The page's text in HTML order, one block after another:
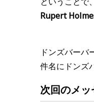
Rupert
ドンズバーバ
件名にドンズ
次回のメ